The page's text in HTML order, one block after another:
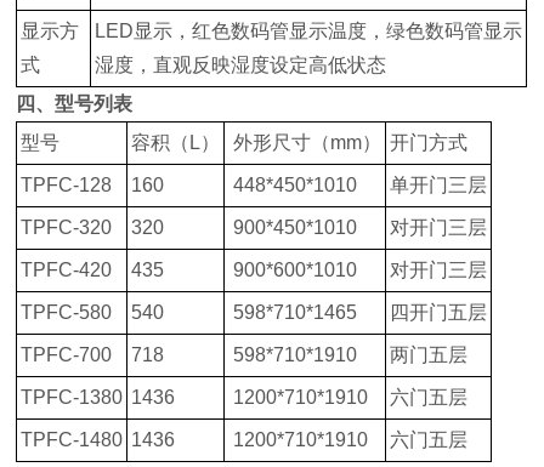
显示方
式
LED显示，红色数码管显示温度，绿色数码管显示
湿度，直观反映湿度设定高低状态
四、型号列表
型号
容积（L） 外形尺寸（mm） 开门方式
TPFC-128 160 448*450*1010 单开门三层
TPFC-320 320 900*450*1010 对开门三层
TPFC-420 435 900*600*1010 对开门三层
TPFC-580 540 598*710*1465 四开门五层
TPFC-700 718 598*710*1910 两门五层
TPFC-1380 1436 1200*710*1910 六门五层
TPFC-1480 1436 1200*710*1910 六门五层